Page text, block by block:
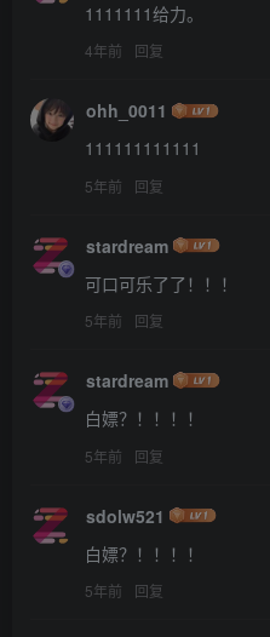
1111111给力。
4年前 回复
ohh_0011
111111111111
5年前 回复
stardream
可口可乐了了！！！
5年前 回复
stardream
白嫖？！！！！
5年前 回复
sdolw521
白嫖？！！！！
5年前 回复